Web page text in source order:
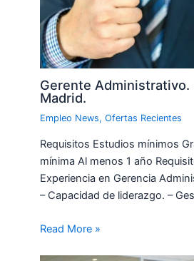
Gerente Administrativo.
Madrid.
Empleo News,Ofertas Recientes
Requisitos Estudios mínimos
mínima Al menos 1 año
Experiencia en Gerencia
– Capacidad de liderazgo. –
Read More »